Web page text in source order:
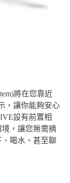
將在您靠近
，讓你能夠安心
設有前置相
，讓您無需摘
喝水、甚至聊